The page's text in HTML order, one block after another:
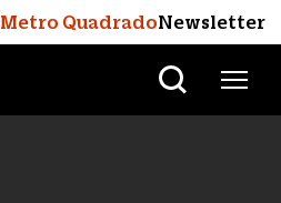
Metro QuadradoNewsletter